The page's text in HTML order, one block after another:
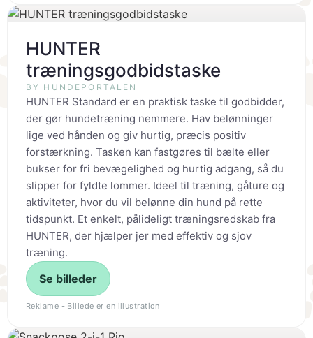
HUNTER
træningsgodbidstaske
BY HUNDEPORTALEN
HUNTER Standard er en praktisk taske til godbidder,
der gør hundetræning nemmere. Hav belønninger
lige ved hånden og giv hurtig, præcis positiv
forstærkning. Tasken kan fastgøres til bælte eller
bukser for fri bevægelighed og hurtig adgang, så du
slipper for fyldte lommer. Ideel til træning, gåture og
aktiviteter, hvor du vil belønne din hund på rette
tidspunkt. Et enkelt, pålideligt træningsredskab fra
HUNTER, der hjælper jer med effektiv og sjov
træning.
Se billeder
Reklame - Billede er en illustration